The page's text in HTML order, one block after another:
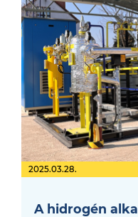
2025.03.28.
A hidrogén